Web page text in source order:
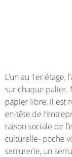
L’un au 1er
sur chaque palier.
papier libre, il est
en-tête de
raison sociale de
culturelle- poche
serrurerie, un